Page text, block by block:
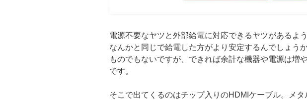
電源不要なヤツと外部給電に対応できるヤツがあるよ
なんかと同じで給電した方がより安定するんでしょう
ものでもないですが、できれば余計な機器や電源は増
です。
そこで出てくるのはチップ入りのHDMIケーブル。メ